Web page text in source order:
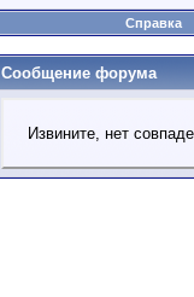
Справка
Сообщение форума
Извините, нет